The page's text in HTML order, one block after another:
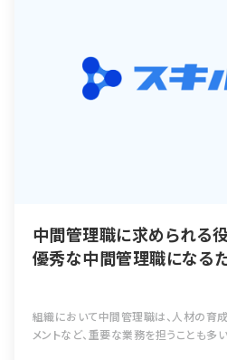
中間管理職に求められる
優秀な中間管理職になる
組織において中間管理職は、人材の育
メントなど、重要な業務を担うことも多